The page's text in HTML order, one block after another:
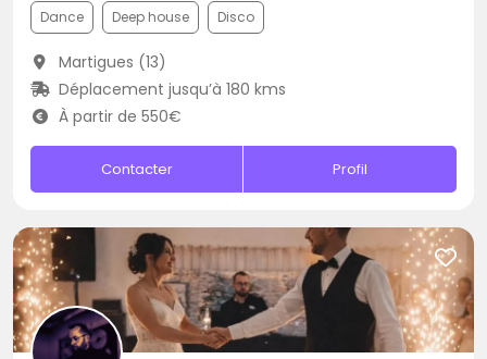
Dance Deep house Disco
Martigues (13)
Déplacement jusqu’à 180 kms
À partir de 550€
Contacter Profil